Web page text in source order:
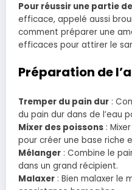
Pour réussir une partie
efficace, appelé aussi
comment préparer une
efficaces pour attirer le
Préparation de
Tremper du pain dur :
du pain dur dans de l’eau
Mixer des poissons :
pour créer une base riche
Mélanger : Combine le
dans un grand récipient.
Malaxer : Bien malaxer le